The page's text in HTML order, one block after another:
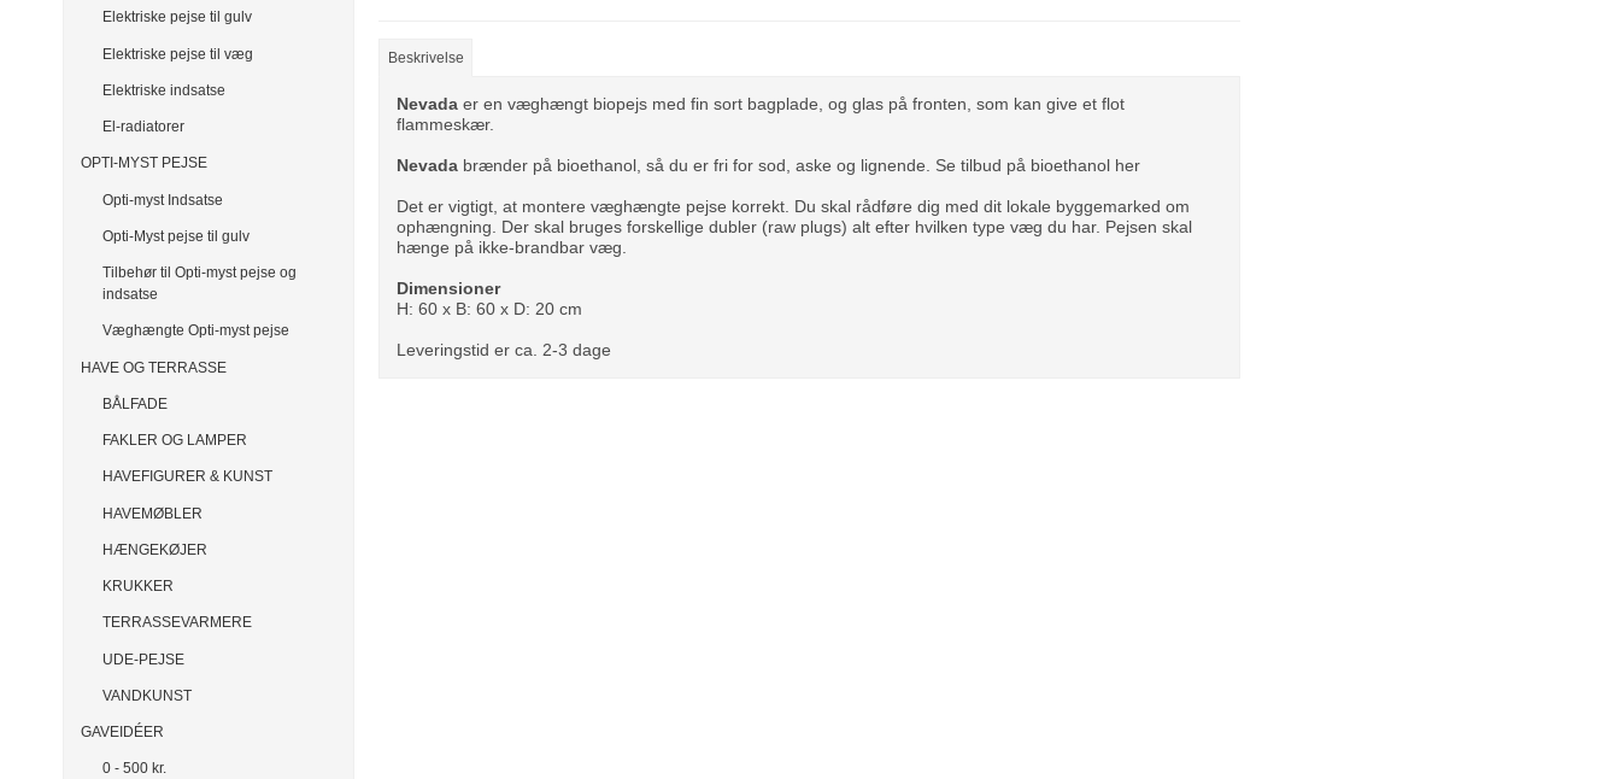
Elektriske pejse til gulv
Elektriske pejse til væg
Elektriske indsatse
El-radiatorer
OPTI-MYST PEJSE
Opti-myst Indsatse
Opti-Myst pejse til gulv
Tilbehør til Opti-myst pejse og
indsatse
Væghængte Opti-myst pejse
HAVE OG TERRASSE
BÅLFADE
FAKLER OG LAMPER
HAVEFIGURER & KUNST
HAVEMØBLER
HÆNGEKØJER
KRUKKER
TERRASSEVARMERE
UDE-PEJSE
VANDKUNST
GAVEIDÉER
0 - 500 kr.
Beskrivelse
Nevadaer en væghængt biopejs med fin sort bagplade, og glas på fronten, som kan give et flot
flammeskær.
Nevada brænder på bioethanol, så du er fri for sod, aske og lignende. Se tilbud på bioethanol her
Det er vigtigt, at montere væghængte pejse korrekt. Du skal rådføre dig med dit lokale byggemarked om
ophængning. Der skal bruges forskellige dubler (raw plugs) alt efter hvilken type væg du har. Pejsen skal
hænge på ikke-brandbar væg.
Dimensioner
H: 60 x B: 60 x D: 20 cm
Leveringstid er ca. 2-3 dage